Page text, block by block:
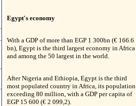
Egypt's economy
With a GDP of more than EGP 1 300bn (€ 166.6
bn), Egypt is the third largest economy in Africa
and among the 50 largest in the world.
After Nigeria and Ethiopia, Egypt is the third
most populated country in Africa, its population
exceeding 80 million, with a GDP per capita of
EGP 15 600 (€ 2 099,2).